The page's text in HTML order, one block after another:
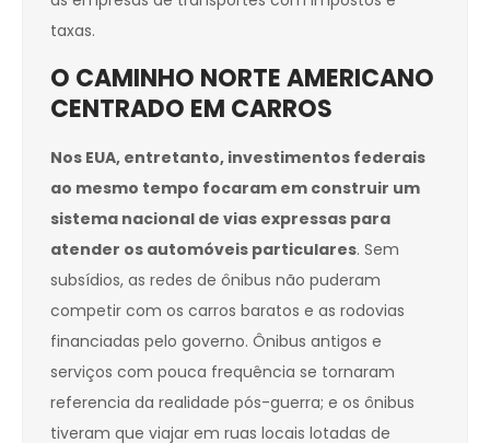
taxas.
O CAMINHO NORTE AMERICANO
CENTRADO EM CARROS
Nos EUA, entretanto, investimentos federais
ao mesmo tempo focaram em construir um
sistema nacional de vias expressas para
atender os automóveis particulares. Sem
subsídios, as redes de ônibus não puderam
competir com os carros baratos e as rodovias
financiadas pelo governo. Ônibus antigos e
serviços com pouca frequência se tornaram
referencia da realidade pós-guerra; e os ônibus
tiveram que viajar em ruas locais lotadas de